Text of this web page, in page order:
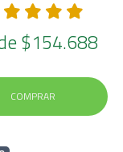
$154.688
COMPRAR